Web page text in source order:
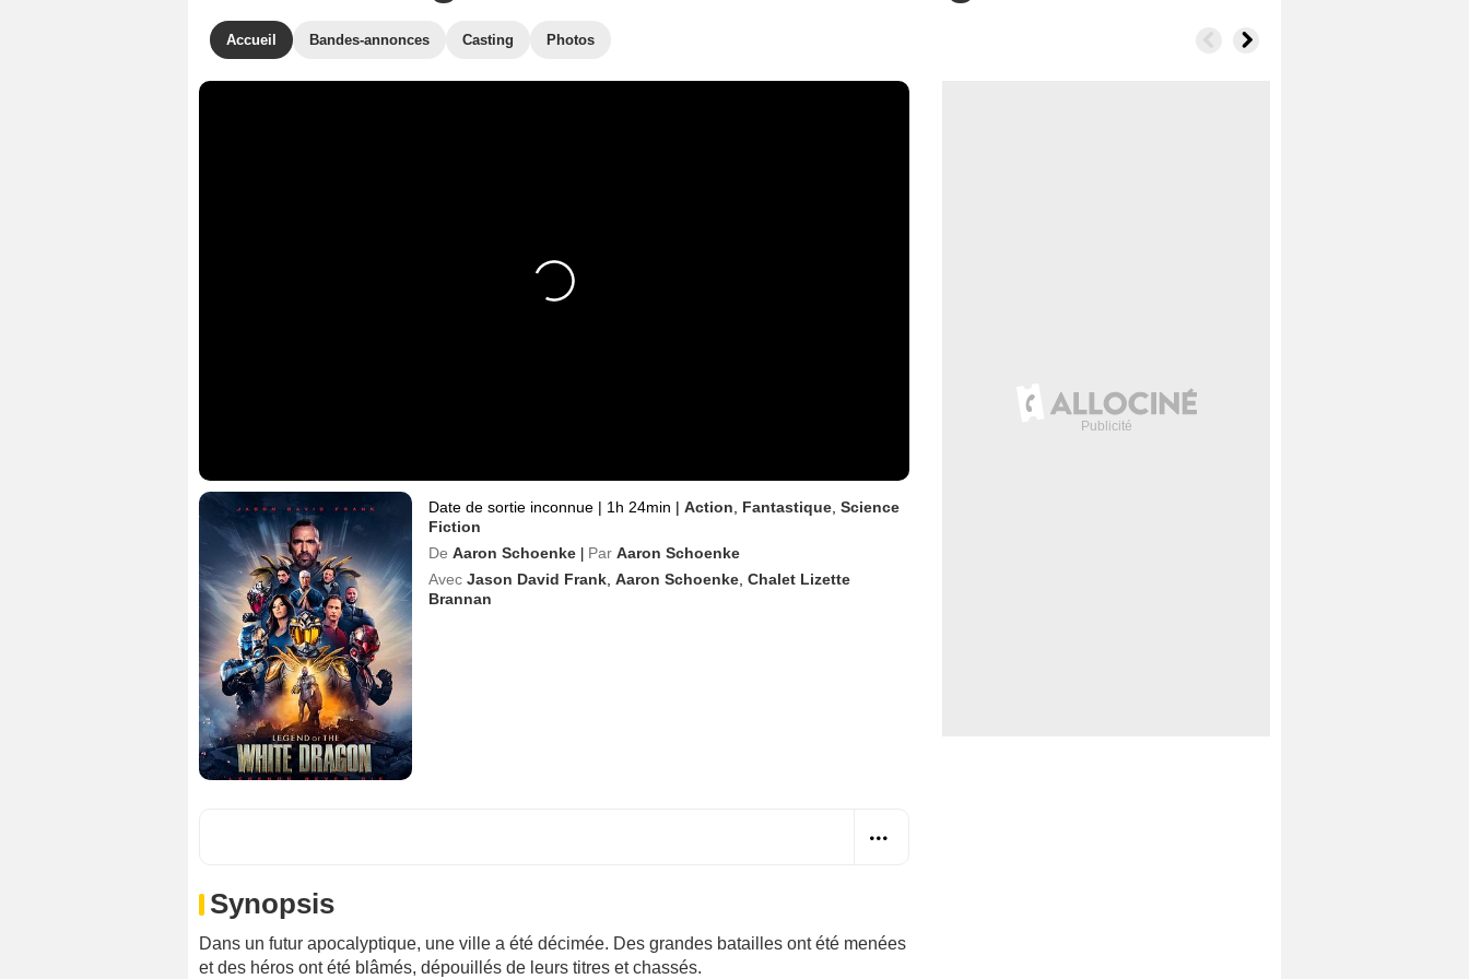
Accueil Bandes-annonces Casting Photos
Date de sortie inconnue | 1h 24min | Action Fantastique Science
Fiction
De Aaron Schoenke | Par Aaron Schoenke
Avec Jason David Frank Aaron Schoenke Chalet Lizette
Brannan
Synopsis
Dans un futur apocalyptique, une ville a été décimée. Des grandes batailles ont été menées
et des héros ont été blâmés, dépouillés de leurs titres et chassés.